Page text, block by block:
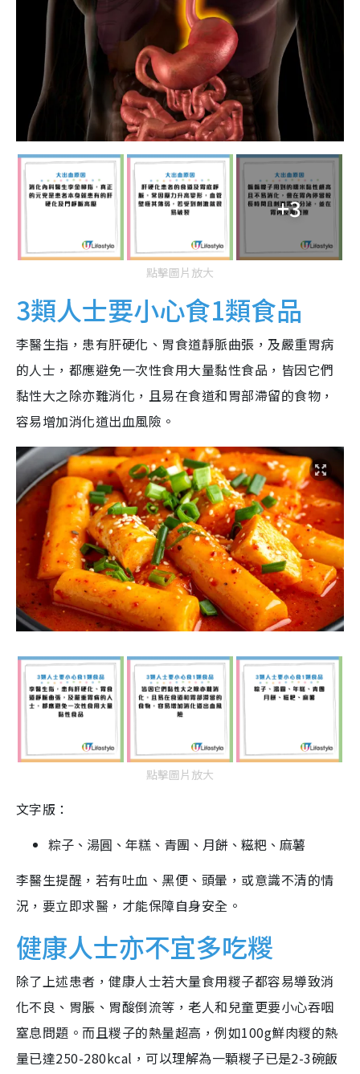
+3
點擊圖片放大
3類人士要小心食1類食品
李醫生指，患有肝硬化、胃食道靜脈曲張，及嚴重胃病
的人士，都應避免一次性食用大量黏性食品，皆因它們
黏性大之除亦難消化，且易在食道和胃部滯留的食物，
容易增加消化道出血風險。
點擊圖片放大
文字版：
粽子、湯圓、年糕、青團、月餅、糍粑、麻薯
李醫生提醒，若有吐血、黑便、頭暈，或意識不清的情
況，要立即求醫，才能保障自身安全。
健康人士亦不宜多吃糉
除了上述患者，健康人士若大量食用糉子都容易導致消
化不良、胃脹、胃酸倒流等，老人和兒童更要小心吞咽
窒息問題。而且糉子的熱量超高，例如100g鮮肉糉的熱
量已達250-280kcal，可以理解為一顆糉子已是2-3碗飯